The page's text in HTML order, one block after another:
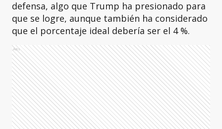
defensa, algo que Trump ha presionado para
que se logre, aunque también ha considerado
que el porcentaje ideal debería ser el 4 %.
Ads